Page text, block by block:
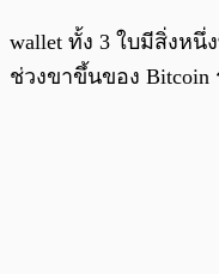
wallet ทั้ง 3 ใบมีสิ่งห
ช่วงขาขึ้นของ Bitcoin